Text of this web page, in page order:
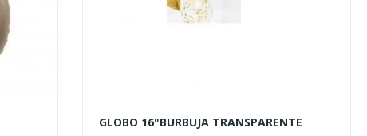
GLOBO 16"BURBUJA TRANSPARENTE